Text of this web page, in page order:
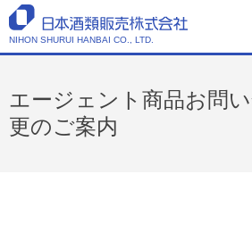
NIHON SHURUI HANBAI CO., LTD.
エージェント商品お問
更のご案内